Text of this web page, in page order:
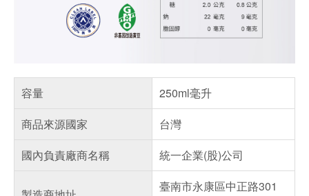
容量
250ml毫升
商品來源國家
台灣
國內負責廠商名稱
統一企業(股)公司
臺南市永康區中正路301